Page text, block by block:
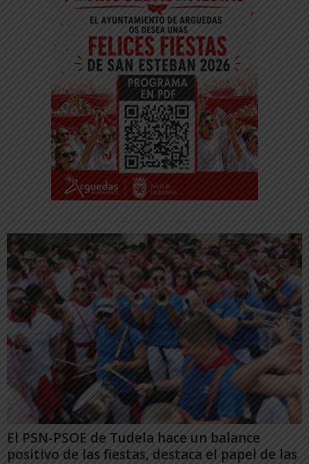
El PSN-PSOE de Tudela hace un balance
positivo de las fiestas, destaca el papel de las